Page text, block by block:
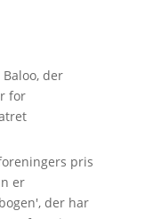
der
for
pris
er
der har